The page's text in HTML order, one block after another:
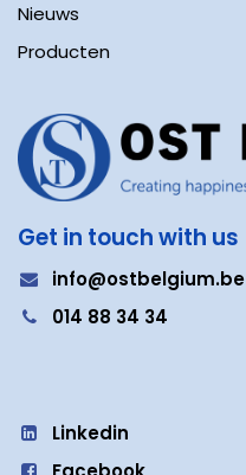
Nieuws
Producten
Get in touch with us
info@ostbelgium.be
014 88 34 34
Linkedin